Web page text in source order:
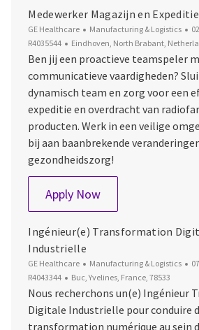
Medewerker Magazijn en Expeditie
GE Healthcare Category
Manufacturing & Logistics
R4035544
Location
Eindhoven, North Brabant,
Ben jij een proactieve teamspeler
communicatieve vaardigheden?
dynamisch team en zorg voor een
expeditie en overdracht van
producten. Werk in een veilige
bij aan baanbrekende
gezondheidszorg!
Apply NowMedewerker
Ingénieur(e) Transformation
Industrielle
GE Healthcare Category
Manufacturing & Logistics
R4043344
Location
Buc, Yvelines, France, 78533
Nous recherchons un(e) Ingénieur
Digitale Industrielle pour conduire
transformation numérique au sein